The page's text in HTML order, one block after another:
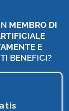
MEMBRO DI
E
BENEFICI?